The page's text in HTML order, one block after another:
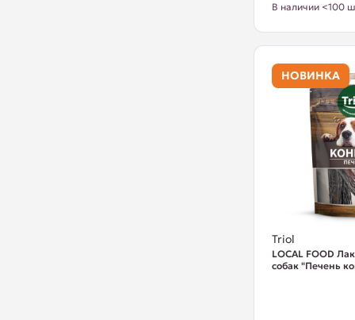
В наличии <100
НОВИНКА
Triol
LOCAL FOOD
собак "Печень